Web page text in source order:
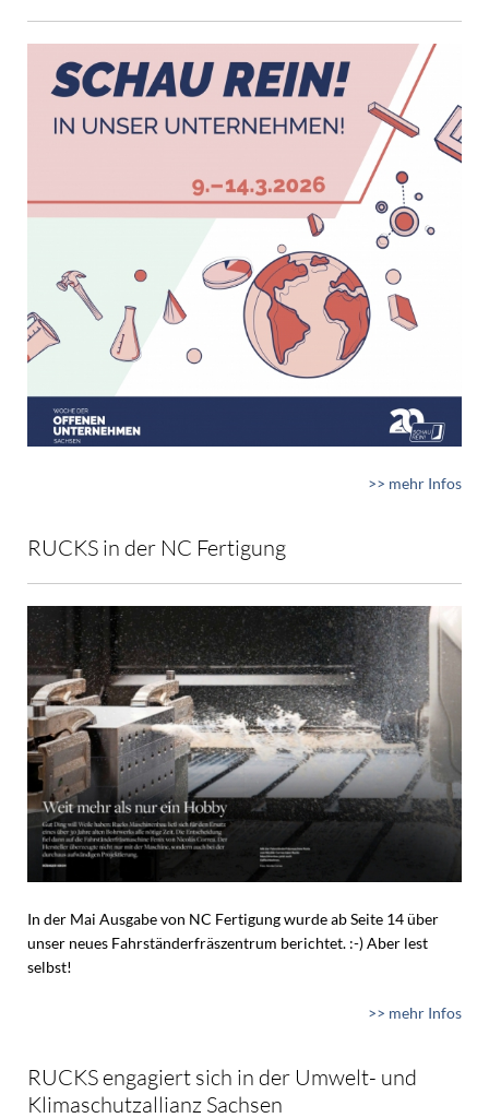
>> mehr Infos
RUCKS in der NC Fertigung
In der Mai Ausgabe von NC Fertigung wurde ab Seite 14 über
unser neues Fahrständerfräszentrum berichtet. :-) Aber lest
selbst!
>> mehr Infos
RUCKS engagiert sich in der Umwelt- und
Klimaschutzallianz Sachsen